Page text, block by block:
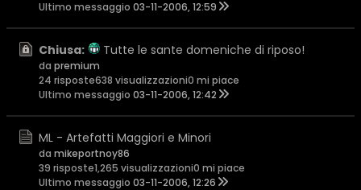
Ultimo messaggio 03-11-2006, 12:59
Chiusa: Tutte le sante domeniche di riposo!
da premium
24 risposte638 visualizzazioni0 mi piace
Ultimo messaggio 03-11-2006, 12:42
ML - Artefatti Maggiori e Minori
da mikeportnoy86
39 risposte1,265 visualizzazioni0 mi piace
Ultimo messaggio 03-11-2006, 12:26